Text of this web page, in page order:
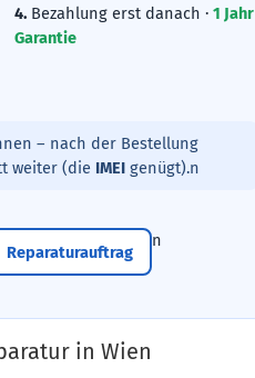
4.Bezahlung erst danach · 1 Jahr
Garantie
– nach der Bestellung
weiter (die IMEI genügt).n
Reparaturauftrag
n
in Wien